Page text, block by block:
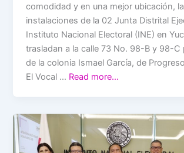
comodidad y en una mejor ubicación,
instalaciones de la 02 Junta Distrital
Instituto Nacional Electoral (INE) en
trasladan a la calle 73 No. 98-B y 98-C
de la colonia Ismael García, de
El Vocal … Read more…